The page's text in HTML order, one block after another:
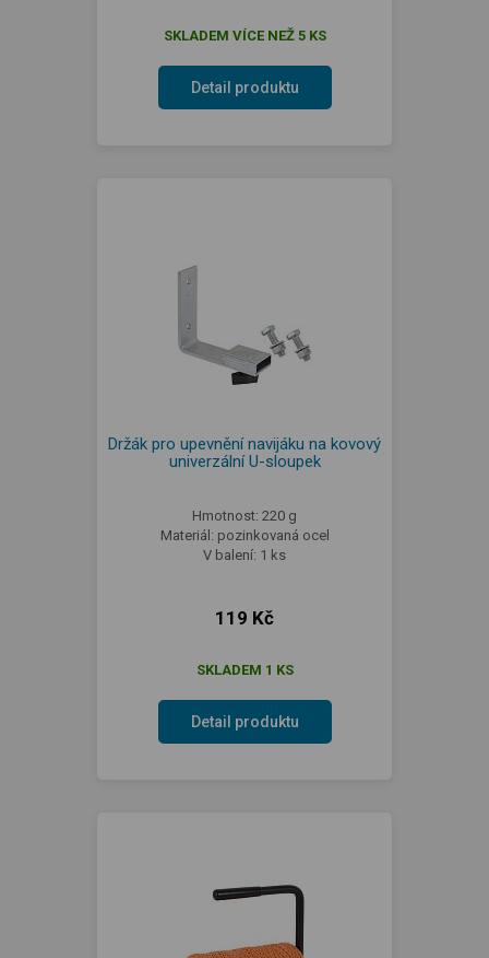
SKLADEM VÍCE NEŽ 5 KS
Detail produktu
Držák pro upevnění navijáku na kovový
univerzální U-sloupek
Hmotnost: 220 g
Materiál: pozinkovaná ocel
V balení: 1 ks
119 Kč
SKLADEM 1 KS
Detail produktu